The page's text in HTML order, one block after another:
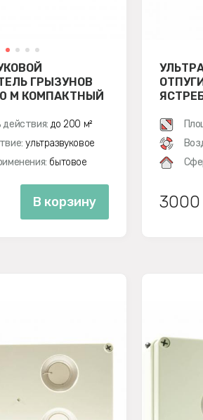
ГРЫЗУНОВ
М КОМПАКТНЫЙ
до 200 м²
ультразвуковое
бытовое
В корзину